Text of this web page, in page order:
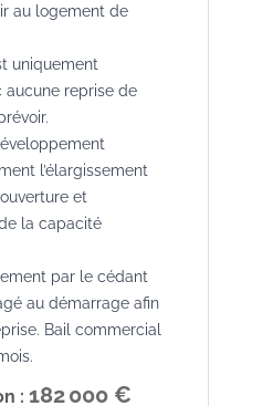
au logement de
uniquement
aucune reprise de
l’élargissement
et
la capacité
par le cédant
au démarrage afin
Bail commercial
: 182 000 €